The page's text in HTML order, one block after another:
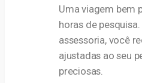
Uma viagem bem
horas de
assessoria, você
ajustadas ao seu
preciosas.